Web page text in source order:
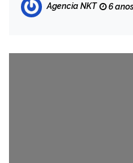
Agencia NKT 6